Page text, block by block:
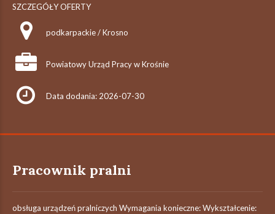
SZCZEGÓŁY OFERTY
podkarpackie / Krosno
Powiatowy Urząd Pracy w Krośnie
Data dodania: 2026-07-30
Pracownik pralni
obsługa urządzeń pralniczych Wymagania konieczne: Wykształcenie: